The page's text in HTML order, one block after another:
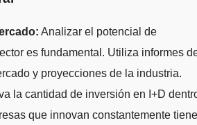
Analizar el potencial de
es fundamental. Utiliza informes
y proyecciones de la industria.
la cantidad de inversión en I+D
que innovan constantemente